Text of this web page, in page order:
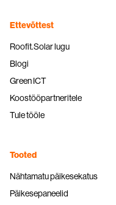
Ettevõttest
Roofit.Solar lugu
Blogi
Green ICT
Koostööpartneritele
Tule tööle
Tooted
Nähtamatu päikesekatus
Päikesepaneelid